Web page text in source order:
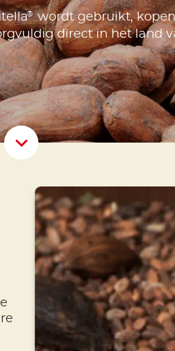
®wordt gebruikt,
direct in het land
Scroll